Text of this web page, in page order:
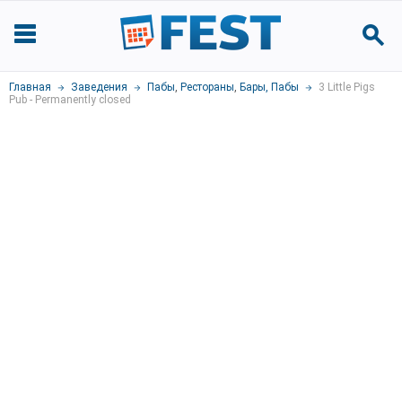
Главная Заведения Пабы, Рестораны, Бары, Пабы
3 Little Pigs
Pub - Permanently closed